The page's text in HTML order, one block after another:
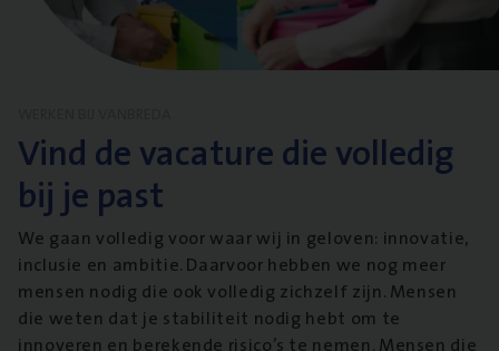
Vind de vacature die volledig
bij je past
We gaan volledig voor waar wij in geloven: innovatie,
inclusie en ambitie. Daarvoor hebben we nog meer
mensen nodig die ook volledig zichzelf zijn. Mensen
die weten dat je stabiliteit nodig hebt om te
innoveren en berekende risico’s te nemen. Mensen die